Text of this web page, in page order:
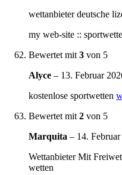
wettanbieter deutsche
my web-site ::
Bewertet mit3 von 5
Alyce – 13. Februar
kostenlose sportwetten
Bewertet mit2 von 5
Marquita – 14.
Wettanbieter Mit
wetten